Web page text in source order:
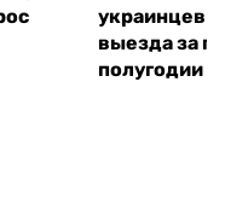
украинцев
выезда за
полугодии